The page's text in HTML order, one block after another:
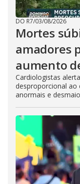
DO R7/03/08/2026
Mortes
amadores
aumento
Cardiologistas
desproporcional ao
anormais e